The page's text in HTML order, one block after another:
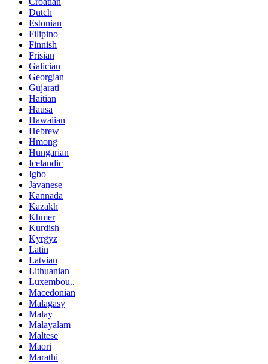
Dutch
Estonian
Filipino
Finnish
Frisian
Galician
Georgian
Gujarati
Haitian
Hausa
Hawaiian
Hebrew
Hmong
Hungarian
Icelandic
Igbo
Javanese
Kannada
Kazakh
Khmer
Kurdish
Kyrgyz
Latin
Latvian
Lithuanian
Luxembou..
Macedonian
Malagasy
Malay
Malayalam
Maltese
Maori
Marathi